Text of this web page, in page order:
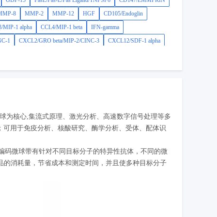
8 MMP-2 MMP-12 HGF
CD105/Endoglin
MIP-1 alpha CCL4/MIP-1 beta
IFN-gamma
1 CXCL2/GRO beta/MIP-2/CINC-3
CXCL12/SDF-1 alpha
为核心,集流式原理、激光分析、高速数字信号处理等多
用于免疫分析、核酸研究、酶学分析、受体、配体识
码微球带有针对不同目标分子的特异性抗体，不同的微
消耗量，节省成本和测定时间，并且使多种目标分子